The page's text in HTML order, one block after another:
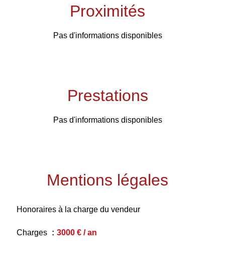
Proximités
Pas d'informations disponibles
Prestations
Pas d'informations disponibles
Mentions légales
Honoraires à la charge du vendeur
Charges 3000 € / an